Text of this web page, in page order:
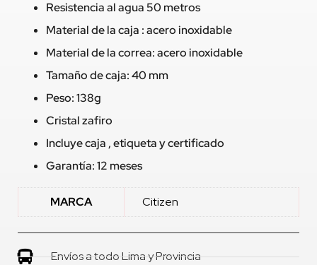
Resistencia al agua 50 metros
Material de la caja : acero inoxidable
Material de la correa: acero inoxidable
Tamaño de caja: 40 mm
Peso: 138g
Cristal zafiro
Incluye caja , etiqueta y certificado
Garantía: 12 meses
MARCA Citizen
Envíos a todo Lima y Provincia